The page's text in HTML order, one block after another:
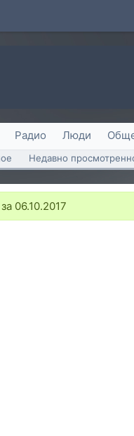
Радио Люди
Недавно
06.10.2017